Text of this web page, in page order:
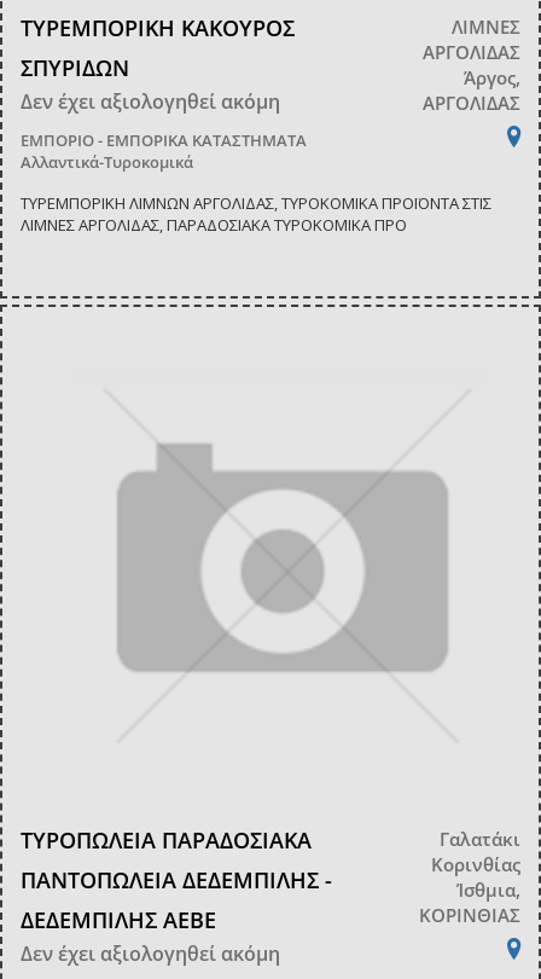
ΤΥΡΕΜΠΟΡΙΚΗ ΚΑΚΟΥΡΟΣ
ΣΠΥΡΙΔΩΝ
Δεν έχει αξιολογηθεί ακόμη
ΕΜΠΟΡΙΟ - ΕΜΠΟΡΙΚΑ ΚΑΤΑΣΤΗΜΑΤΑ
Αλλαντικά-Τυροκομικά
ΛΙΜΝΕΣ
ΑΡΓΟΛΙΔΑΣ
Άργος,
ΑΡΓΟΛΙΔΑΣ
ΤΥΡΕΜΠΟΡΙΚΗ ΛΙΜΝΩΝ ΑΡΓΟΛΙΔΑΣ, ΤΥΡΟΚΟΜΙΚΑ ΠΡΟΪΟΝΤΑ ΣΤΙΣ
ΛΙΜΝΕΣ ΑΡΓΟΛΙΔΑΣ, ΠΑΡΑΔΟΣΙΑΚΑ ΤΥΡΟΚΟΜΙΚΑ ΠΡΟ
ΤΥΡΟΠΩΛΕΙΑ ΠΑΡΑΔΟΣΙΑΚΑ
ΠΑΝΤΟΠΩΛΕΙΑ ΔΕΔΕΜΠΙΛΗΣ -
ΔΕΔΕΜΠΙΛΗΣ ΑΕΒΕ
Δεν έχει αξιολογηθεί ακόμη
Γαλατάκι
Κορινθίας
Ίσθμια,
ΚΟΡΙΝΘΙΑΣ